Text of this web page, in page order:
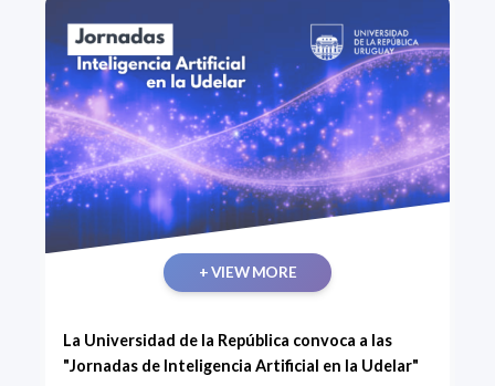
+ VIEW MORE
La Universidad de la República convoca a las
"Jornadas de Inteligencia Artificial en la Udelar"